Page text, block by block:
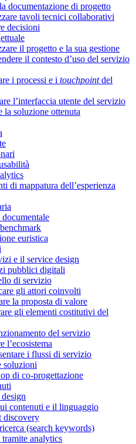
documentazione di progetto
tavoli tecnici collaborativi
decisioni
il progetto e la sua gestione
il contesto d’uso del servizio
i processi e i touchpointdel
l’interfaccia utente del servizio
la soluzione ottenuta
di mappatura dell’esperienza
euristica
e il service design
pubblici digitali
di servizio
gli attori coinvolti
la proposta di valore
gli elementi costitutivi del
del servizio
l’ecosistema
i flussi di servizio
soluzioni
di co-progettazione
contenuti e il linguaggio
discovery
(search keywords)
analytics